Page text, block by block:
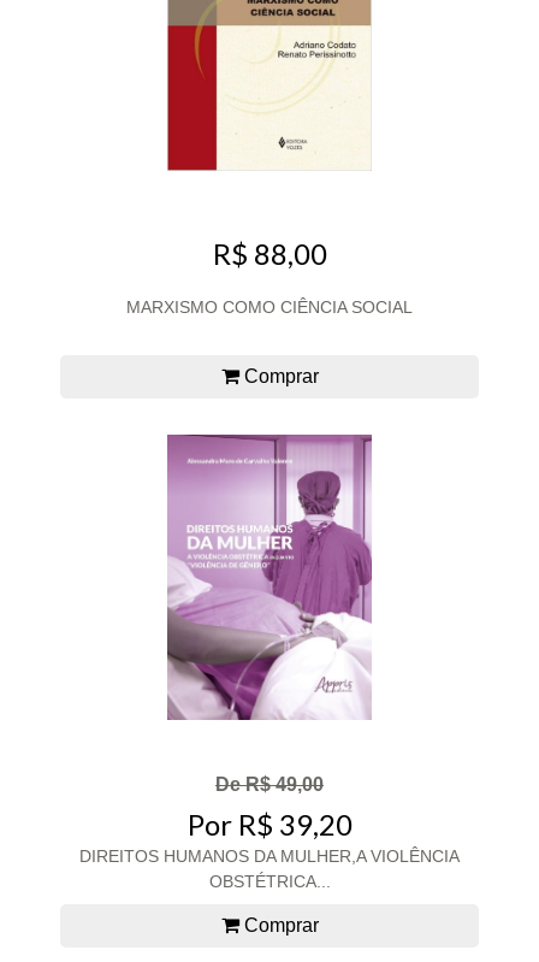
R$ 88,00
MARXISMO COMO CIÊNCIA SOCIAL
Comprar
De R$ 49,00
Por R$ 39,20
DIREITOS HUMANOS DA MULHER,A VIOLÊNCIA
OBSTÉTRICA...
Comprar